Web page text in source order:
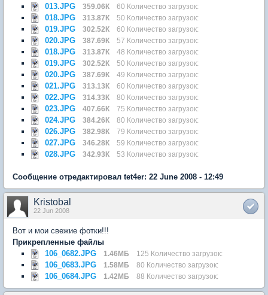
013.JPG 359.06К 60 Количество загрузок:
018.JPG 313.87К 50 Количество загрузок:
019.JPG 302.52К 60 Количество загрузок:
020.JPG 387.69К 57 Количество загрузок:
018.JPG 313.87К 48 Количество загрузок:
019.JPG 302.52К 50 Количество загрузок:
020.JPG 387.69К 49 Количество загрузок:
021.JPG 313.13К 60 Количество загрузок:
022.JPG 314.33К 80 Количество загрузок:
023.JPG 407.66К 75 Количество загрузок:
024.JPG 384.26К 80 Количество загрузок:
026.JPG 382.98К 79 Количество загрузок:
027.JPG 346.28К 59 Количество загрузок:
028.JPG 342.93К 53 Количество загрузок:
Сообщение отредактировал tet4er: 22 June 2008 - 12:49
Kristobal
22 Jun 2008
Вот и мои свежие фотки!!!
Прикрепленные файлы
106_0682.JPG
1.46МБ 125 Количество загрузок:
106_0683.JPG 1.58МБ 80 Количество загрузок:
106_0684.JPG 1.42МБ 88 Количество загрузок: